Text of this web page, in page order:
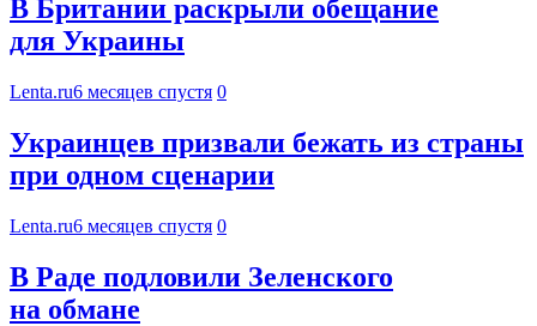
В Британии раскрыли обещание
для Украины
Lenta.ru6 месяцев спустя 0
Украинцев призвали бежать из страны
при одном сценарии
Lenta.ru6 месяцев спустя 0
В Раде подловили Зеленского
на обмане